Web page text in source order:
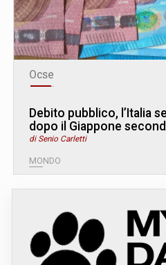
Ocse
Debito pubblico, l’Italia
dopo il Giappone
di Senio Carletti
MONDO